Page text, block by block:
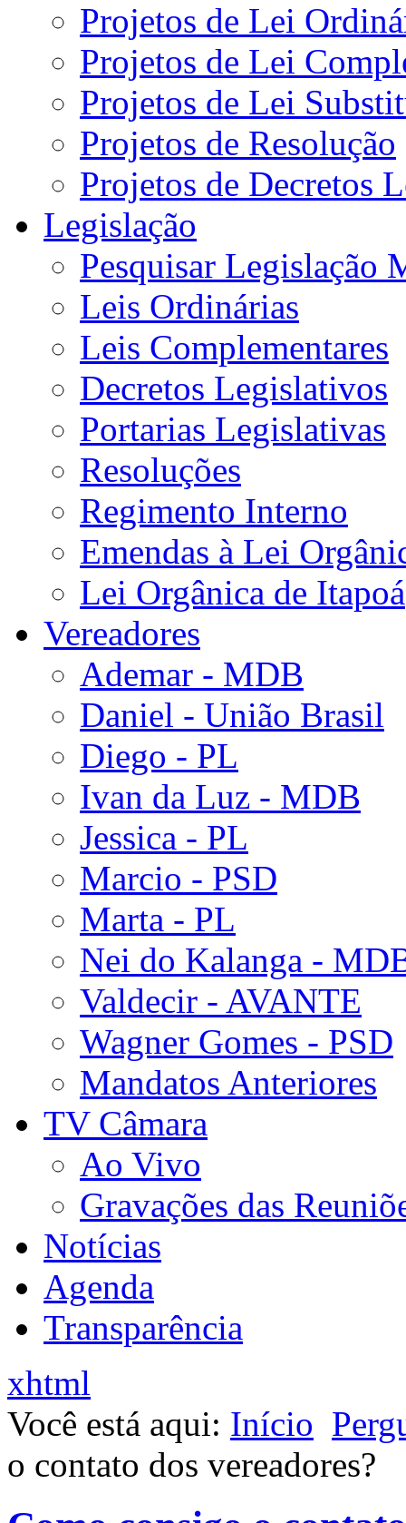
Projetos de Lei
Projetos de Lei
Projetos de Lei
Projetos de Resolução
Projetos de Decretos
Legislação
Pesquisar Legislação
Leis Ordinárias
Leis Complementares
Decretos Legislativos
Portarias Legislativas
Resoluções
Regimento Interno
Emendas à Lei
Lei Orgânica de Itapoá
Vereadores
Ademar - MDB
Daniel - União Brasil
Diego - PL
Ivan da Luz - MDB
Jessica - PL
Marcio - PSD
Marta - PL
Nei do Kalanga -
Valdecir - AVANTE
Wagner Gomes - PSD
Mandatos Anteriores
TV Câmara
Ao Vivo
Gravações das
Notícias
Agenda
Transparência
xhtml
Você está aqui: Início
o contato dos vereadores?